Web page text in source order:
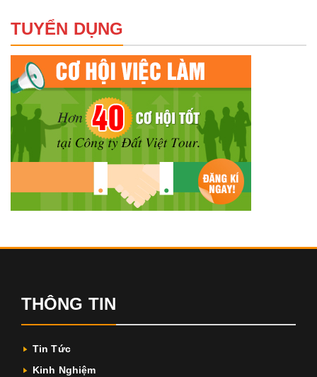
TUYỂN DỤNG
THÔNG TIN
Tin Tức
Kinh Nghiệm